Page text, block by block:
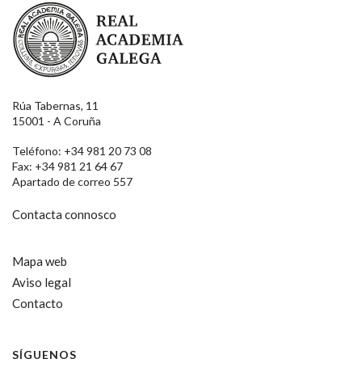
Real Academia Galega
Rúa Tabernas, 11
15001 - A Coruña
Teléfono: +34 981 20 73 08
Fax: +34 981 21 64 67
Apartado de correo 557
Contacta connosco
Mapa web
Aviso legal
Contacto
SÍGUENOS